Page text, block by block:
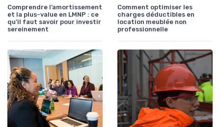
Comprendre l’amortissement
et la plus-value en LMNP : ce
qu’il faut savoir pour investir
sereinement
Comment optimiser les
charges déductibles en
location meublée non
professionnelle